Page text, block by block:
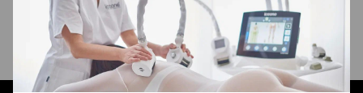
Записаться